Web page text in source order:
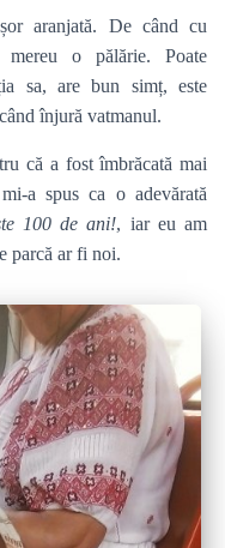
aranjată. De când cu
mereu o pălărie. Poate
sa, are bun simț, este
înjură vatmanul.
că a fost îmbrăcată mai
a spus ca o adevărată
100 de ani!, iar eu am
parcă ar fi noi.